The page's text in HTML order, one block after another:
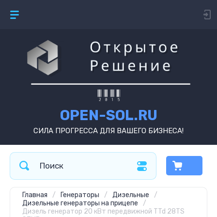
OPEN-SOL.RU
СИЛА ПРОГРЕССА ДЛЯ ВАШЕГО БИЗНЕСА!
Главная / Генераторы / Дизельные
/
Дизельные генераторы на прицепе
/
Дизель генератор 20 кВт передвижной TTd 28TS